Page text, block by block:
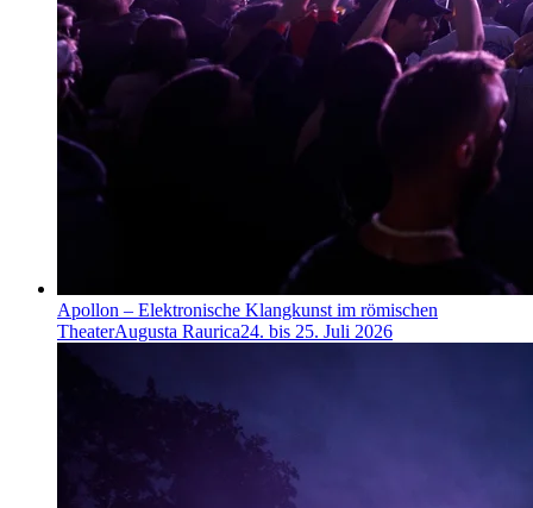
Apollon – Elektronische Klangkunst im römischen
TheaterAugusta Raurica24. bis 25. Juli 2026